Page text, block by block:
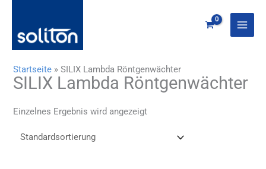
springen
Startseite »SILIX Lambda Röntgenwächter
SILIX Lambda Röntgenwächter
Einzelnes Ergebnis wird angezeigt